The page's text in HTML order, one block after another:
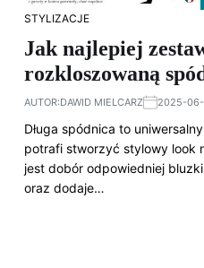
STYLIZACJE
Jak najlepiej
rozkloszowaną
AUTOR:DAWID MIELCARZ 2025-06-
Długa spódnica to
potrafi stworzyć stylowy look
jest dobór odpowiedniej
oraz dodaje…